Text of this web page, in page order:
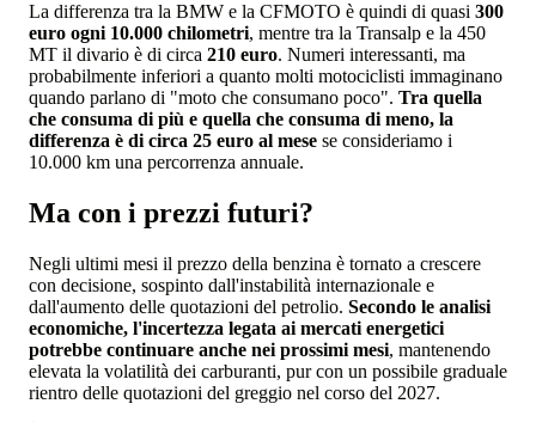
La differenza tra la BMW e la CFMOTO è quindi di quasi 300
euro ogni 10.000 chilometri, mentre tra la Transalp e la 450
MT il divario è di circa 210 euro. Numeri interessanti, ma
probabilmente inferiori a quanto molti motociclisti immaginano
quando parlano di "moto che consumano poco". Tra quella
che consuma di più e quella che consuma di meno, la
differenza è di circa 25 euro al mese se consideriamo i
10.000 km una percorrenza annuale.
Ma con i prezzi futuri?
Negli ultimi mesi il prezzo della benzina è tornato a crescere
con decisione, sospinto dall'instabilità internazionale e
dall'aumento delle quotazioni del petrolio. Secondo le analisi
economiche, l'incertezza legata ai mercati energetici
potrebbe continuare anche nei prossimi mesi, mantenendo
elevata la volatilità dei carburanti, pur con un possibile graduale
rientro delle quotazioni del greggio nel corso del 2027.